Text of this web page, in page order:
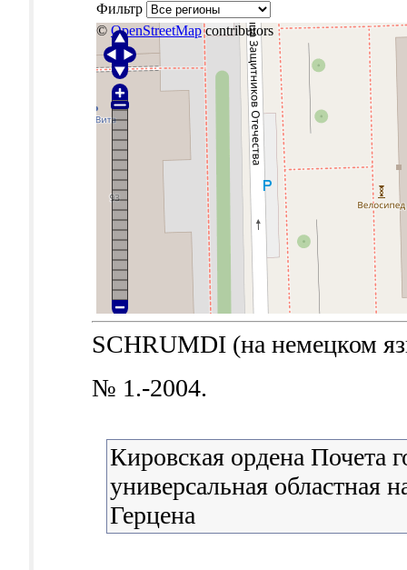
Фильтр
© OpenStreetMapcontributors
SCHRUMDI (на немецком
№ 1.-2004.
Кировская ордена Почета
универсальная областная
Герцена